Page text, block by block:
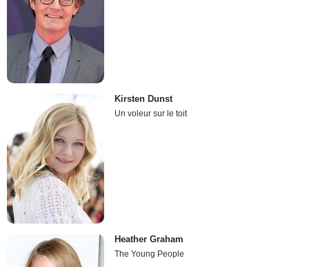
Kirsten Dunst
Un voleur sur le toit
Heather Graham
The Young People